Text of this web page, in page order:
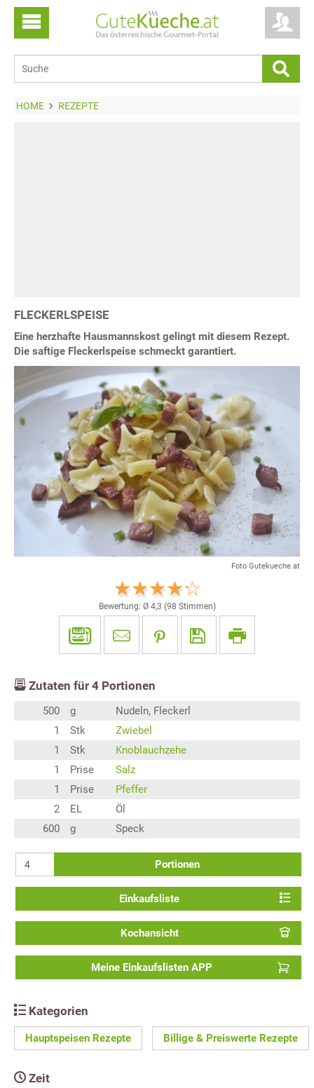
HOME REZEPTE
FLECKERLSPEISE
Eine herzhafte Hausmannskost gelingt mit diesem Rezept.
Die saftige Fleckerlspeise schmeckt garantiert.
Foto Gutekueche.at
Bewertung: Ø 4,3 (98 Stimmen)
Zutaten für 4 Portionen
500 g
Nudeln, Fleckerl
1
Stk
Zwiebel
1
Stk
Knoblauchzehe
1
Prise
Salz
1
Prise
Pfeffer
2
EL
Öl
600
g Speck
Portionen
Einkaufsliste
Kochansicht
Meine Einkaufslisten APP
Kategorien
Hauptspeisen Rezepte Billige & Preiswerte Rezepte
Zeit